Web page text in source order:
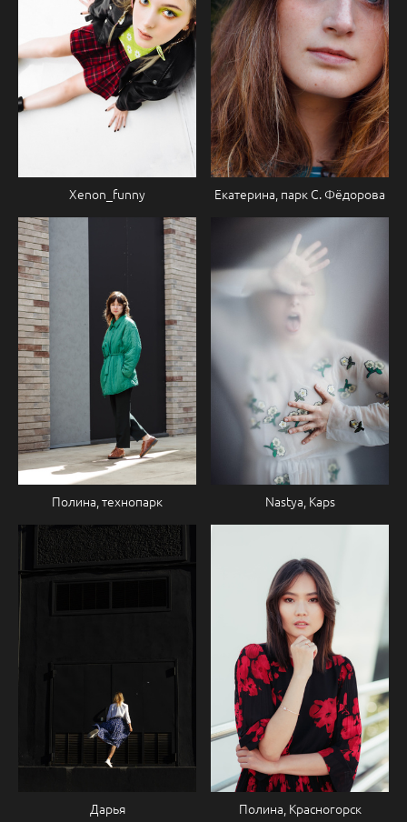
Xenon_funny Екатерина, парк С. Фёдорова
Полина, технопарк Nastya, Kaps
Дарья Полина, Красногорск